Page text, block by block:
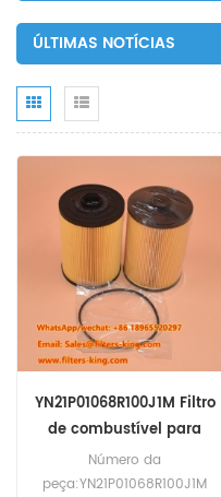
ÚLTIMAS NOTÍCIAS
YN21P01068R100J1M Filtro
de combustível para
140SR
Número da
peça:YN21P01068R100J1M